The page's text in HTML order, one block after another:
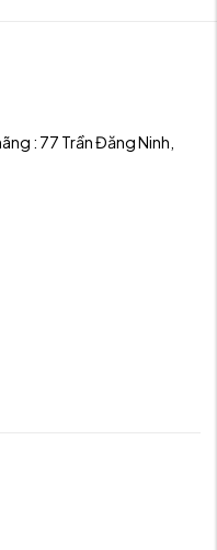
: 77 Trần Đăng Ninh,